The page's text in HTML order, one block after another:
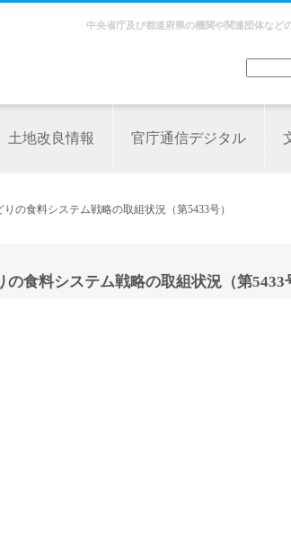
中央省庁及び都道府県の機関や関連団体など
土地改良情報 官庁通信デジタル
食料システム戦略の取組状況（第5433号）
料システム戦略の取組状況（第5433